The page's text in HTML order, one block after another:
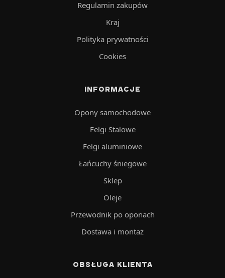
Regulamin zakupów
Kraj
Polityka prywatności
Cookies
INFORMACJE
Opony samochodowe
Felgi Stalowe
Felgi aluminiowe
Łańcuchy śniegowe
Sklep
Oleje
Przewodnik po oponach
Dostawa i montaż
OBSŁUGA KLIENTA